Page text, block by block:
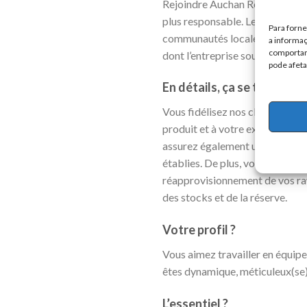
Para
a
pode
Rejoindre Auchan Retail,
plus responsable. Le respect
communautés locales. Les
dont l’entreprise souhaite
En détails, ça se traduit
Vous fidélisez nos clients, les
produit et à votre excellente
assurez également un
établies. De plus, vous
réapprovisionnement de vos
des stocks et de la réserve.
Votre profil ?
Vous aimez travailler en
êtes dynamique,
L’essentiel ?